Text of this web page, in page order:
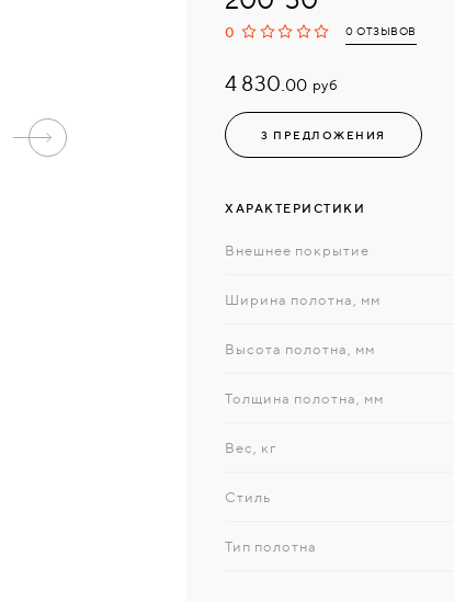
0 0 ОТЗЫВОВ
4 830.00 руб
3 ПРЕДЛОЖЕНИЯ
ХАРАКТЕРИСТИКИ
Внешнее покрытие
Ширина полотна, мм
Высота полотна, мм
Толщина полотна, мм
Вес, кг
Стиль
Тип полотна